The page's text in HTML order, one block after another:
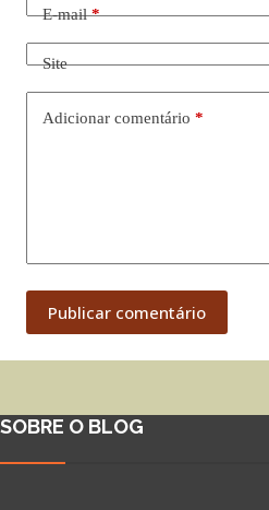
E-mail*
Site
Adicionar comentário *
Publicar comentário
SOBRE O BLOG